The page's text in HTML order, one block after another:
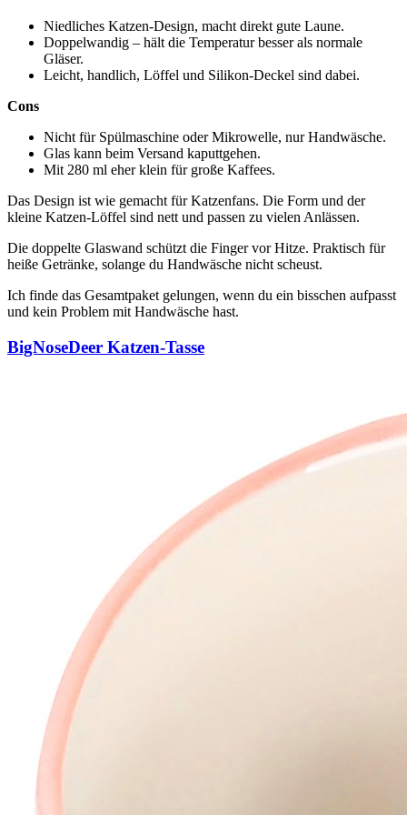
Niedliches Katzen-Design, macht direkt gute Laune.
Doppelwandig – hält die Temperatur besser als normale
Gläser.
Leicht, handlich, Löffel und Silikon-Deckel sind dabei.
Cons
Nicht für Spülmaschine oder Mikrowelle, nur Handwäsche.
Glas kann beim Versand kaputtgehen.
Mit 280 ml eher klein für große Kaffees.
Das Design ist wie gemacht für Katzenfans. Die Form und der
kleine Katzen-Löffel sind nett und passen zu vielen Anlässen.
Die doppelte Glaswand schützt die Finger vor Hitze. Praktisch für
heiße Getränke, solange du Handwäsche nicht scheust.
Ich finde das Gesamtpaket gelungen, wenn du ein bisschen aufpasst
und kein Problem mit Handwäsche hast.
BigNoseDeer Katzen-Tasse